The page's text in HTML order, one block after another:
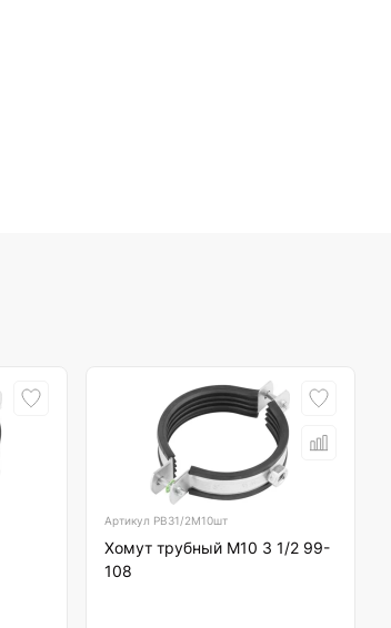
Артикул РВ31/2М10шт
Хомут трубный М10 3 1/2 99-
108